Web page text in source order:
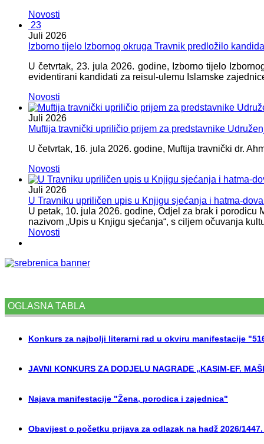
Novosti
23
Juli 2026
Izborno tijelo Izbornog okruga Travnik predložilo
U četvrtak, 23. jula 2026. godine, Izborno tijelo
evidentirani kandidati za reisul-ulemu Islamske
Novosti
Juli 2026
Muftija travnički upriličio prijem za predstavnike
U četvrtak, 16. jula 2026. godine, Muftija travnički dr.
Novosti
Juli 2026
U Travniku upriličen upis u Knjigu sjećanja i hatma-
U petak, 10. jula 2026. godine, Odjel za brak i
nazivom „Upis u Knjigu sjećanja“, s ciljem očuvanja
Novosti
OGLASNA TABLA
Konkurs za najbolji literarni rad u okviru manifestacije
JAVNI KONKURS ZA DODJELU NAGRADE „KASIM-EF.
Najava manifestacije "Žena, porodica i zajednica"
Obavijest o početku prijava za odlazak na hadž 2026/